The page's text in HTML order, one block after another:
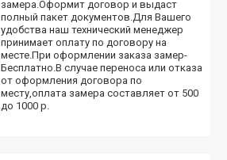
замера.Оформит договор и выдаст
полный пакет документов.Для Вашего
удобства наш технический менеджер
принимает оплату по договору на
месте.При оформлении заказа замер-
Бесплатно.В случае переноса или отказа
от оформления договора по
месту,оплата замера составляет от 500
до 1000 р.